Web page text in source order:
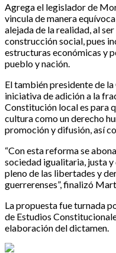
Agrega el legislador de
vincula de manera
alejada de la realidad, al
construcción social, pues
estructuras económicas y
pueblo y nación.
El también presidente de
iniciativa de adición a la
Constitución local es para
cultura como un derecho
promoción y difusión, así
“Con esta reforma se
sociedad igualitaria, justa
pleno de las libertades y
guerrerenses”, finalizó
La propuesta fue turnada
de Estudios
elaboración del dictamen.